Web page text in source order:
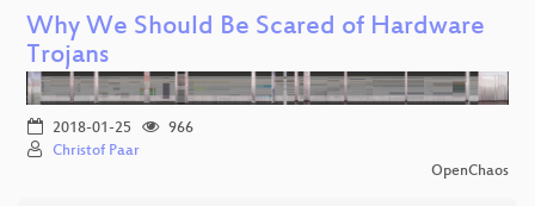
Why We Should Be Scared of Hardware
Trojans
2018-01-25
966
Christof Paar
OpenChaos